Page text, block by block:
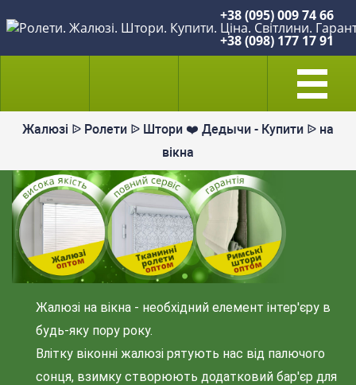
+38 (095) 009 74 66
+38 (098) 177 17 91
Жалюзі ᐉ Ролети ᐉ Штори ❤️ Дедычи - Купити ᐉ на
вікна
Жалюзі на вікна - необхідний елемент інтер'єру в
будь-яку пору року.
Влітку віконні жалюзі рятують нас від палючого
сонця, взимку створюють додатковий бар'єр для